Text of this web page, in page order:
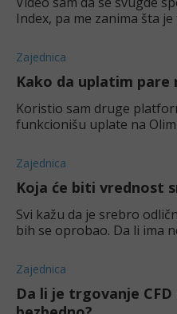
Index, pa me zanima šta je
Zajednica
Kako da uplatim pare
Koristio sam druge
funkcionišu uplate na
Zajednica
Koja će biti vrednost
Svi kažu da je srebro
bih se oprobao. Da li ima
Zajednica
Da li je trgovanje